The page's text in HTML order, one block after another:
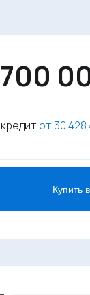
от 30
Купить